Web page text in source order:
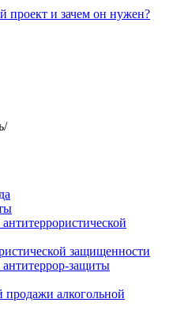
проект и зачем он нужен?
/
защищенности
антитеррор-защиты
алкогольной